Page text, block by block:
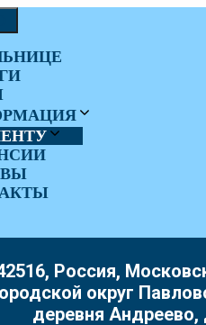
Россия,
округ
деревня